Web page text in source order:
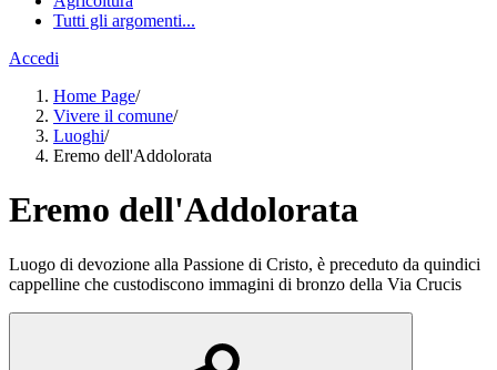
Tutti gli argomenti...
Accedi
Home Page/
Vivere il comune/
Luoghi/
Eremo dell'Addolorata
Eremo dell'Addolorata
Luogo di devozione alla Passione di Cristo, è preceduto da quindici
cappelline che custodiscono immagini di bronzo della Via Crucis